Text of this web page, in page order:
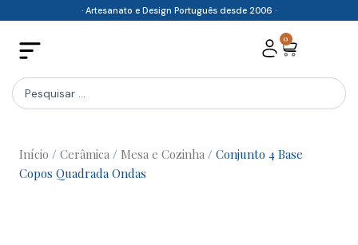
content
· Artesanato e Design Português desde 2006 ·
0
Cart
Search
...
Início / Cerâmica / Mesa e Cozinha / Conjunto 4 Base
Copos Quadrada Ondas